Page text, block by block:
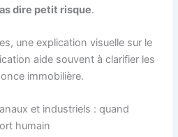
dire petit risque.
une explication visuelle sur le
aide souvent à clarifier les
immobilière.
et industriels : quand
humain